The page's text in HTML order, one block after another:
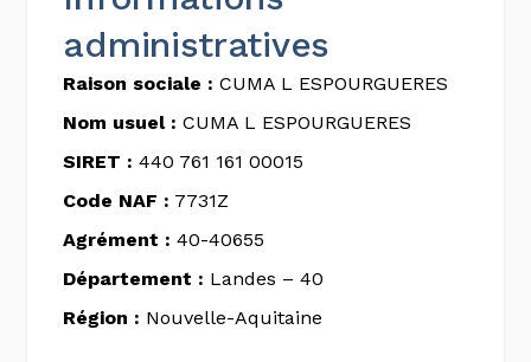
administratives
Raison sociale : CUMA L ESPOURGUERES
Nom usuel : CUMA L ESPOURGUERES
SIRET : 440 761 161 00015
Code NAF : 7731Z
Agrément : 40-40655
Département : Landes – 40
Région : Nouvelle-Aquitaine